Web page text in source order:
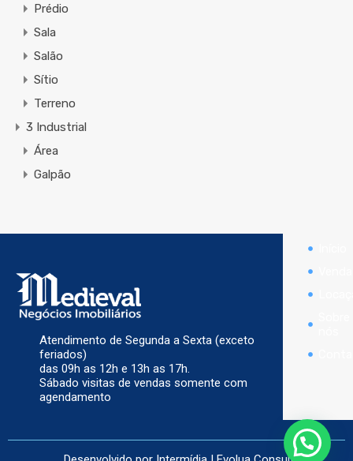
Prédio
Sala
Salão
Sítio
Terreno
3 Industrial
Área
Galpão
Atendimento de Segunda a Sexta (exceto
feriados)
das 09h as 12h e 13h as 17h.
Sábado visitas de vendas somente com
agendamento